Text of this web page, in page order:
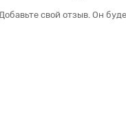
Добавьте свой отзыв. Он